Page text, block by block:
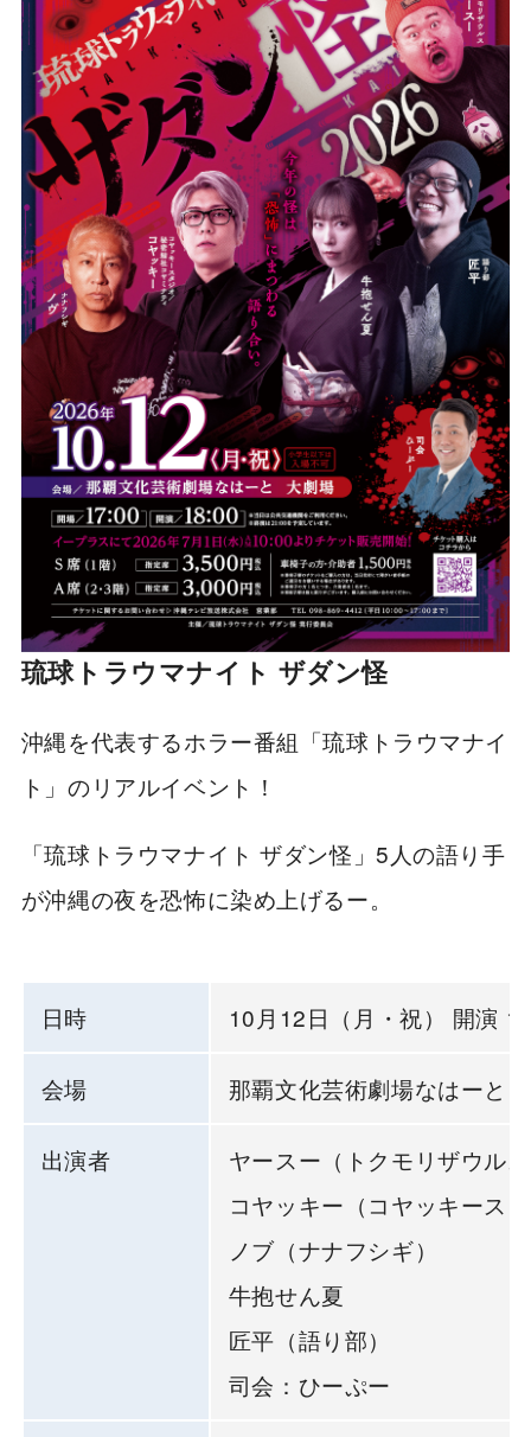
琉球トラウマナイト ザダン怪
沖縄を代表するホラー番組「琉球トラウマナイ
ト」のリアルイベント！
「琉球トラウマナイト ザダン怪」5人の語り手
が沖縄の夜を恐怖に染め上げるー。
日時 10月12日（月・祝） 開演
会場 那覇文化芸術劇場なはーと
出演者
ヤースー（トクモリザウル
コヤッキー（コヤッキース
ノブ（ナナフシギ）
牛抱せん夏
匠平（語り部）
司会：ひーぷー